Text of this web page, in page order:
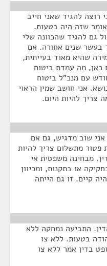
רוצה להגיד שאני חייב
שזה היה בטעות.
גם להגיד שהכוונה שלי
בעשר שנים אחורה. אם
שהיא מאוד בעייתית,
מה עמדת ביטוח
עם מנכ"ל ביטוח
אני חושב שמין הראוי
צריך להיות היום.
שוב מדגיש, גם אם
פטור מתשלום צריך להיות
מבחינה משפטית אי
או בתקנות, ומכיוון
קיים. זו גם הייתה
התביעה נמחקה ללא
בטעות. ללא צו
בדין אמר ללא צו